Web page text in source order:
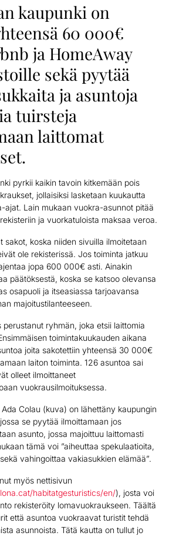
kaupunki on
60 000€
ja HomeAway
sekä pyytää
ja asuntoja
tuirsteja
laittomat
pyrkii kaikin tavoin kitkemään pois
jollaisiksi lasketaan kuukautta
ajat. Lain mukaan vuokra-asunnot pitää
ja vuorkatuloista maksaa veroa.
sakot, koska niiden sivuilla ilmoitetaan
ole rekisterissä. Jos toiminta jatkuu
jopa 600 000€ asti. Ainakin
päätöksestä, koska se katsoo olevansa
osapuoli ja itseasiassa tarjoavansa
majoitustilanteeseen.
perustanut ryhmän, joka etsii laittomia
toimintakuukauden aikana
joita sakotettiin yhteensä 30 000€
laiton toiminta. 126 asuntoa sai
olleet ilmoittaneet
vuokrausilmoituksessa.
Colau (kuva) on lähettäny kaupungin
se pyytää ilmoittamaan jos
asunto, jossa majoittuu laittomasti
tämä voi ”aiheuttaa spekulaatioita,
vahingoittaa vakiasukkien elämää”.
myös nettisivun
habitatgesturistics/en/), josta voi
rekisteröity lomavuokraukseen. Täältä
että asuntoa vuokraavat turistit tehdä
asunnoista. Tätä kautta on tullut jo